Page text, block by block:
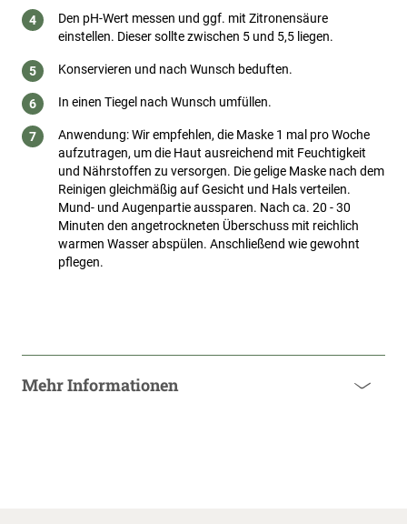
Den pH-Wert messen und ggf. mit Zitronensäure
einstellen. Dieser sollte zwischen 5 und 5,5 liegen.
Konservieren und nach Wunsch beduften.
In einen Tiegel nach Wunsch umfüllen.
Anwendung: Wir empfehlen, die Maske 1 mal pro Woche
aufzutragen, um die Haut ausreichend mit Feuchtigkeit
und Nährstoffen zu versorgen. Die gelige Maske nach dem
Reinigen gleichmäßig auf Gesicht und Hals verteilen.
Mund- und Augenpartie aussparen. Nach ca. 20 - 30
Minuten den angetrockneten Überschuss mit reichlich
warmen Wasser abspülen. Anschließend wie gewohnt
pflegen.
Mehr Informationen